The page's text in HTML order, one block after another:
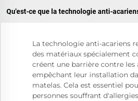
Qu'est-ce que la technologie anti-
La technologie anti-acariens
des matériaux spécialement
créent une barrière contre les
empêchant leur installation
matelas. Cela est essentiel
personnes souffrant